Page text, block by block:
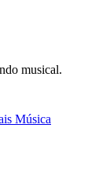
musical.